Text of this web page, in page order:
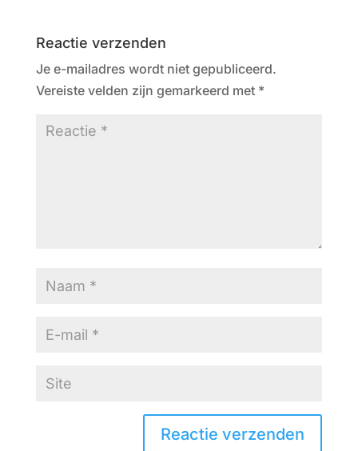
Reactie verzenden
Je e-mailadres wordt niet gepubliceerd.
Vereiste velden zijn gemarkeerd met *